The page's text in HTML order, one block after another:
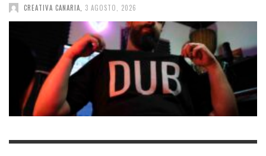
CREATIVA CANARIA 3 AGOSTO, 2026